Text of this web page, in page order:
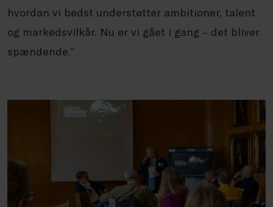
hvordan vi bedst understøtter ambitioner, talent
og markedsvilkår. Nu er vi gået i gang – det bliver
spændende.”